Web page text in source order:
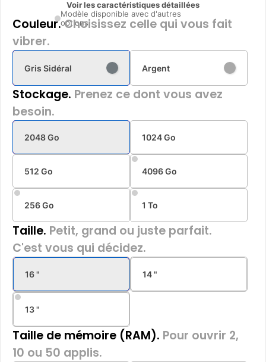
Voir les caractéristiques détaillées
Modèle disponible avec d'autres
options
Couleur.Choisissez celle qui vous fait
vibrer.
Gris Sidéral Argent
Stockage. Prenez ce dont vous avez
besoin.
2048 Go 1024 Go
512 Go 4096 Go
256 Go 1 To
Taille. Petit, grand ou juste parfait.
C'est vous qui décidez.
16 " 14 "
13 "
Taille de mémoire (RAM). Pour ouvrir 2,
10 ou 50 applis.